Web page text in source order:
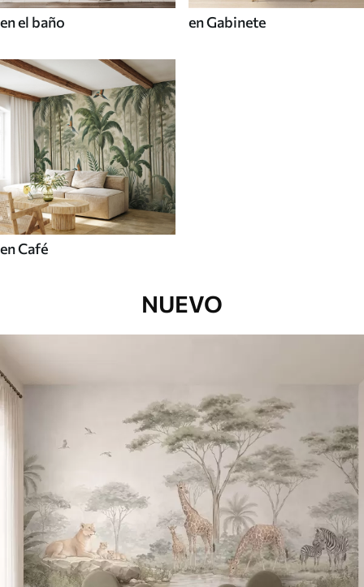
en el baño en Gabinete
en Café
NUEVO